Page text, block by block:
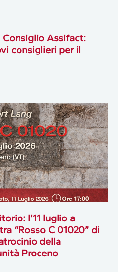
Consiglio Assifact:
consiglieri per il
l’11 luglio a
“Rosso C 01020” di
della
Proceno